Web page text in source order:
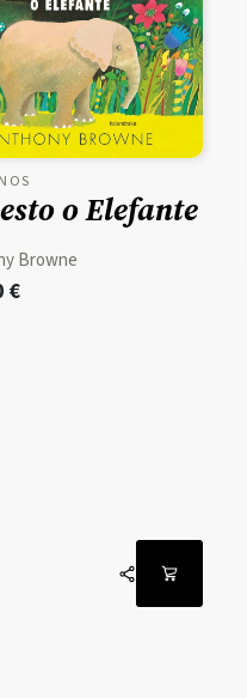
o Elefante
Browne
€